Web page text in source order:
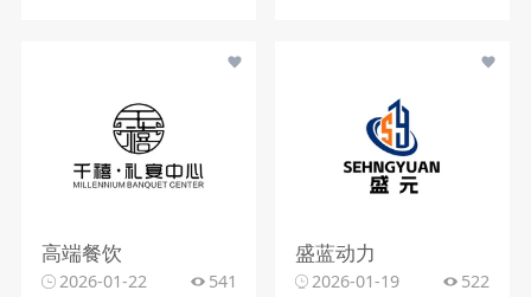
高端餐饮
2026-01-22 541
盛蓝动力
2026-01-19 522